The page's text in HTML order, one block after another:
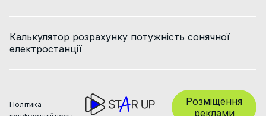
Калькулятор розрахунку потужність сонячної
електростанції
Політика
Розміщення
реклами